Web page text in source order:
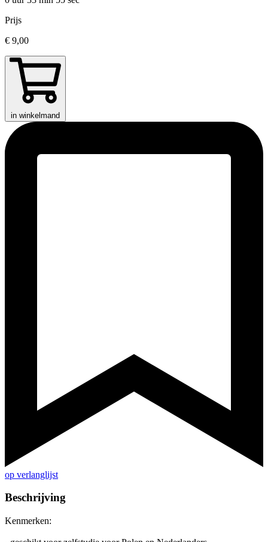
Prijs
€ 9,00
in winkelmand
op verlanglijst
Beschrijving
Kenmerken: